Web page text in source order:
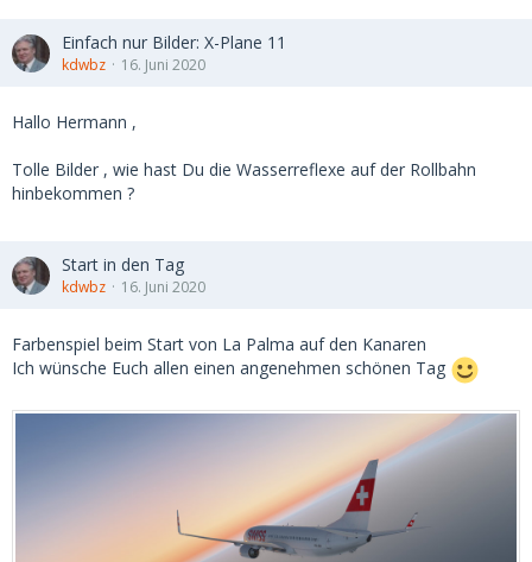
Einfach nur Bilder: X-Plane 11
kdwbz 16. Juni 2020
Hallo Hermann ,
Tolle Bilder , wie hast Du die Wasserreflexe auf der Rollbahn
hinbekommen ?
Start in den Tag
kdwbz 16. Juni 2020
Farbenspiel beim Start von La Palma auf den Kanaren
Ich wünsche Euch allen einen angenehmen schönen Tag